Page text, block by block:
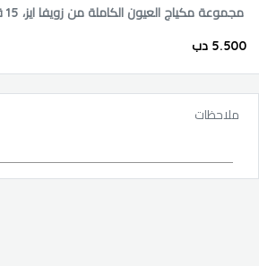
مجموعة مكياج العيون الكاملة من زويفا ايز، 15 قطعة
5.500 دب
ملاحظات